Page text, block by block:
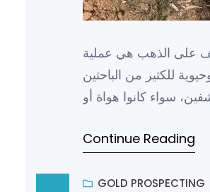
على الذهب هي عملية
للكثير من الباحثين
سواء كانوا هواة أو
Continue Reading
GOLD PROSPECTING